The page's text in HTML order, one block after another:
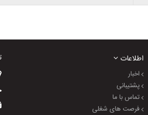
اطلاعات
اخبار
پشتیبانی
تماس با ما
فرصت های شغلی